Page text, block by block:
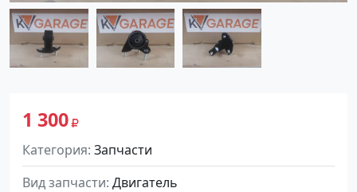
1 300
Категория Запчасти
Вид запчасти Двигатель